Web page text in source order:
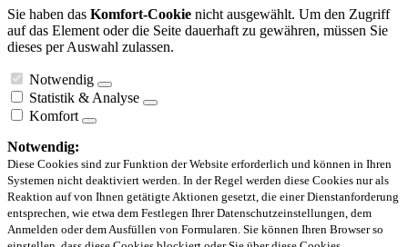
Sie haben das Komfort-Cookie nicht ausgewählt. Um den Zugriff
auf das Element oder die Seite dauerhaft zu gewähren, müssen Sie
dieses per Auswahl zulassen.
Notwendig
Statistik & Analyse
Komfort
Notwendig:
Diese Cookies sind zur Funktion der Website erforderlich und können in Ihren
Systemen nicht deaktiviert werden. In der Regel werden diese Cookies nur als
Reaktion auf von Ihnen getätigte Aktionen gesetzt, die einer Dienstanforderung
entsprechen, wie etwa dem Festlegen Ihrer Datenschutzeinstellungen, dem
Anmelden oder dem Ausfüllen von Formularen. Sie können Ihren Browser so